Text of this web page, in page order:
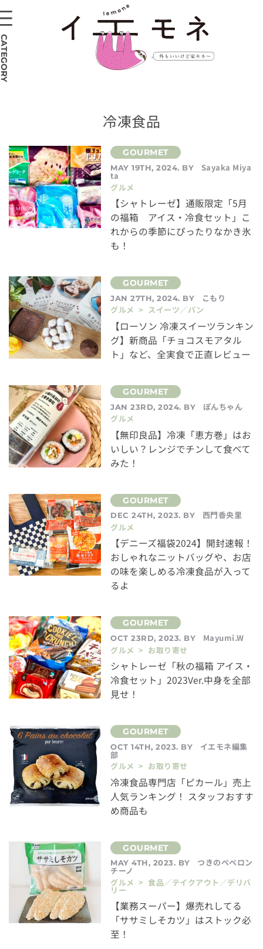
冷凍食品
MAY 19TH, 2024. BY Sayaka Miya
ta
グルメ
【シャトレーゼ】通販限定「5月
の福箱 アイス・冷食セット」こ
れからの季節にぴったりなかき氷
も！
JAN 27TH, 2024. BY
こもり
グルメ > スイーツ／パン
【ローソン 冷凍スイーツランキン
グ】新商品「チョコスモアタル
ト」など、全実食で正直レビュー
JAN 23RD, 2024. BY
ぽんちゃん
グルメ
【無印良品】冷凍「恵方巻」はお
いしい？レンジでチンして食べて
みた！
DEC 24TH, 2023. BY
西門香央里
グルメ
【デニーズ福袋2024】開封速報！
おしゃれなニットバッグや、お店
の味を楽しめる冷凍食品が入って
るよ
OCT 23RD, 2023. BY
Mayumi.W
グルメ > お取り寄せ
シャトレーゼ「秋の福箱 アイス・
冷食セット」2023Ver.中身を全部
見せ！
OCT 14TH, 2023. BY イエモネ編集
部
グルメ > お取り寄せ
冷凍食品専門店「ピカール」売上
人気ランキング！ スタッフおすす
め商品も
MAY 4TH, 2023. BY つきのペペロン
チーノ
グルメ > 食品／テイクアウト／デリバ
リー
【業務スーパー】爆売れしてる
「ササミしそカツ」はストック必
至！